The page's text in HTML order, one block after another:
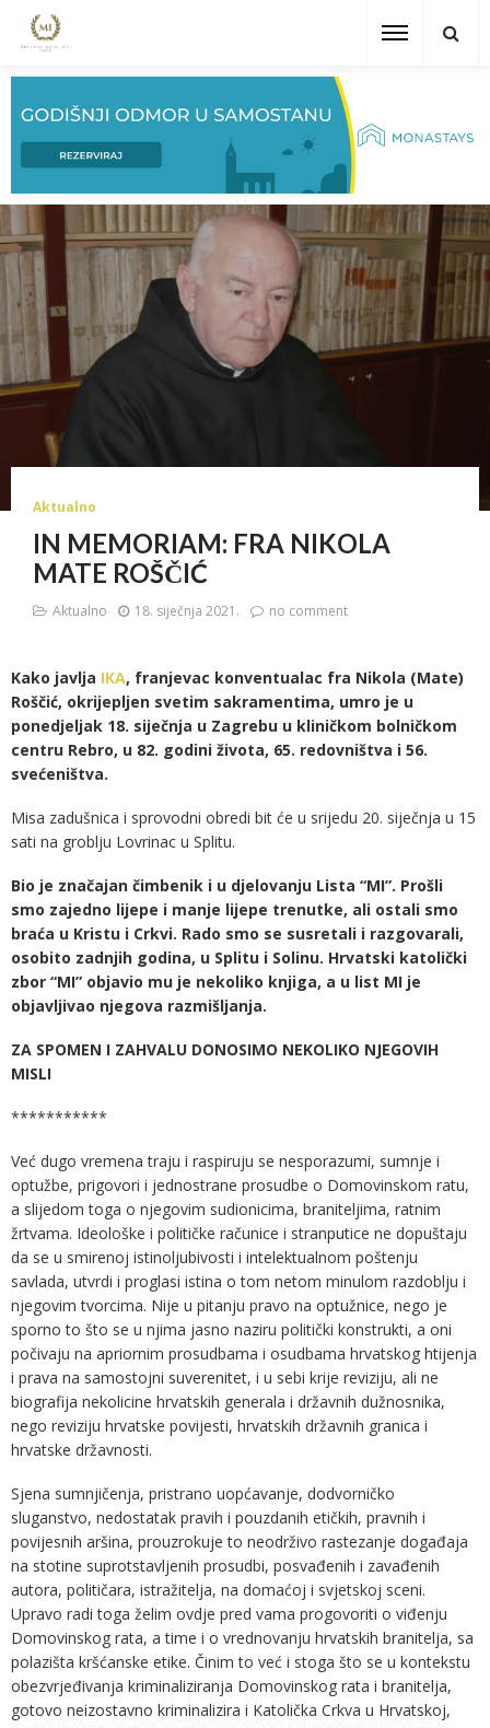
Aktualno
IN MEMORIAM: FRA NIKOLA
MATE ROŠČIĆ
Aktualno 18. siječnja 2021. no comment
Kako javlja IKA, franjevac konventualac fra Nikola (Mate)
Roščić, okrijepljen svetim sakramentima, umro je u
ponedjeljak 18. siječnja u Zagrebu u kliničkom bolničkom
centru Rebro, u 82. godini života, 65. redovništva i 56.
svećeništva.
Misa zadušnica i sprovodni obredi bit će u srijedu 20. siječnja u 15
sati na groblju Lovrinac u Splitu.
Bio je značajan čimbenik i u djelovanju Lista “MI”. Prošli
smo zajedno lijepe i manje lijepe trenutke, ali ostali smo
braća u Kristu i Crkvi. Rado smo se susretali i razgovarali,
osobito zadnjih godina, u Splitu i Solinu. Hrvatski katolički
zbor “MI” objavio mu je nekoliko knjiga, a u list MI je
objavljivao njegova razmišljanja.
ZA SPOMEN I ZAHVALU DONOSIMO NEKOLIKO NJEGOVIH
MISLI
***********
Već dugo vremena traju i raspiruju se nesporazumi, sumnje i
optužbe, prigovori i jednostrane prosudbe o Domovinskom ratu,
a slijedom toga o njegovim sudionicima, braniteljima, ratnim
žrtvama. Ideološke i političke računice i stranputice ne dopuštaju
da se u smirenoj istinoljubivosti i intelektualnom poštenju
savlada, utvrdi i proglasi istina o tom netom minulom razdoblju i
njegovim tvorcima. Nije u pitanju pravo na optužnice, nego je
sporno to što se u njima jasno naziru politički konstrukti, a oni
počivaju na apriornim prosudbama i osudbama hrvatskog htijenja
i prava na samostojni suverenitet, i u sebi krije reviziju, ali ne
biografija nekolicine hrvatskih generala i državnih dužnosnika,
nego reviziju hrvatske povijesti, hrvatskih državnih granica i
hrvatske državnosti.
Sjena sumnjičenja, pristrano uopćavanje, dodvorničko
sluganstvo, nedostatak pravih i pouzdanih etičkih, pravnih i
povijesnih aršina, prouzrokuje to neodrživo rastezanje događaja
na stotine suprotstavljenih prosudbi, posvađenih i zavađenih
autora, političara, istražitelja, na domaćoj i svjetskoj sceni.
Upravo radi toga želim ovdje pred vama progovoriti o viđenju
Domovinskog rata, a time i o vrednovanju hrvatskih branitelja, sa
polazišta kršćanske etike. Činim to već i stoga što se u kontekstu
obezvrjeđivanja kriminaliziranja Domovinskog rata i branitelja,
gotovo neizostavno kriminalizira i Katolička Crkva u Hrvatskoj,